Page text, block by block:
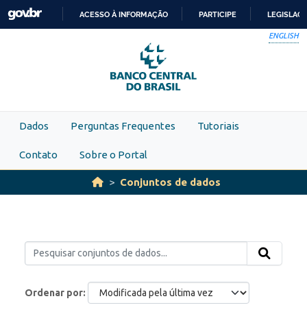
Skip to main content
PARA
O
CONTEÚDO
ACESSO À INFORMAÇÃO PARTICIPE
ENGLISH
Dados Perguntas Frequentes Tutoriais
Contato Sobre o Portal
Conjuntos de dados
Ordenar por